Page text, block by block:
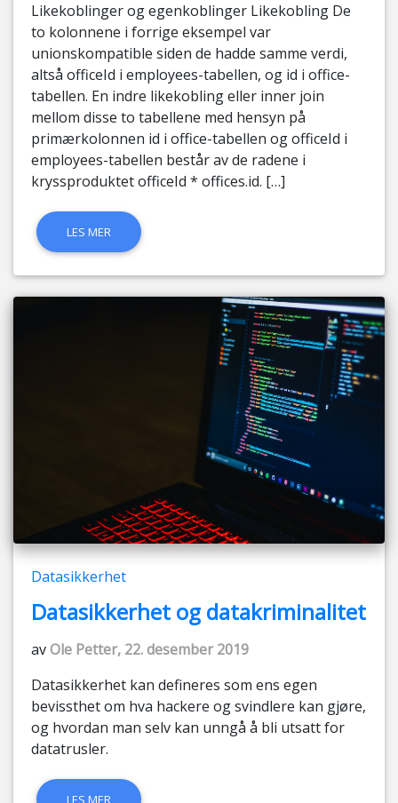
Likekoblinger og egenkoblinger Likekobling De
to kolonnene i forrige eksempel var
unionskompatible siden de hadde samme verdi,
altså officeId i employees-tabellen, og id i office-
tabellen. En indre likekobling eller inner join
mellom disse to tabellene med hensyn på
primærkolonnen id i office-tabellen og officeId i
employees-tabellen består av de radene i
kryssproduktet officeId * offices.id. […]
LES MER
Datasikkerhet
Datasikkerhet og datakriminalitet
avOle Petter, 22. desember 2019
Datasikkerhet kan defineres som ens egen
bevissthet om hva hackere og svindlere kan gjøre,
og hvordan man selv kan unngå å bli utsatt for
datatrusler.
LES MER